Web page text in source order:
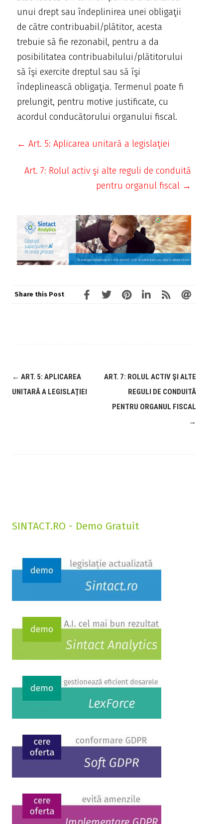
unui drept sau îndeplinirea unei obligaţii
de către contribuabil/plătitor, acesta
trebuie să fie rezonabil, pentru a da
posibilitatea contribuabilului/plătitorului
să îşi exercite dreptul sau să îşi
îndeplinească obligaţia. Termenul poate fi
prelungit, pentru motive justificate, cu
acordul conducătorului organului fiscal.
← Art. 5: Aplicarea unitară a legislaţiei
Art. 7: Rolul activ şi alte reguli de conduită
pentru organul fiscal →
Share this Post
← ART. 5: APLICAREA
UNITARĂ A LEGISLAŢIEI
ART. 7: ROLUL ACTIV ŞI ALTE
REGULI DE CONDUITĂ
PENTRU ORGANUL FISCAL
→
SINTACT.RO - Demo Gratuit